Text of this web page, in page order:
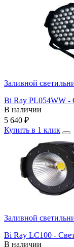
Заливной
Bi Ray PL054WW -
В наличии
5 640 ₽
Купить в 1 клик
Заливной
Bi Ray LC100 -
В наличии